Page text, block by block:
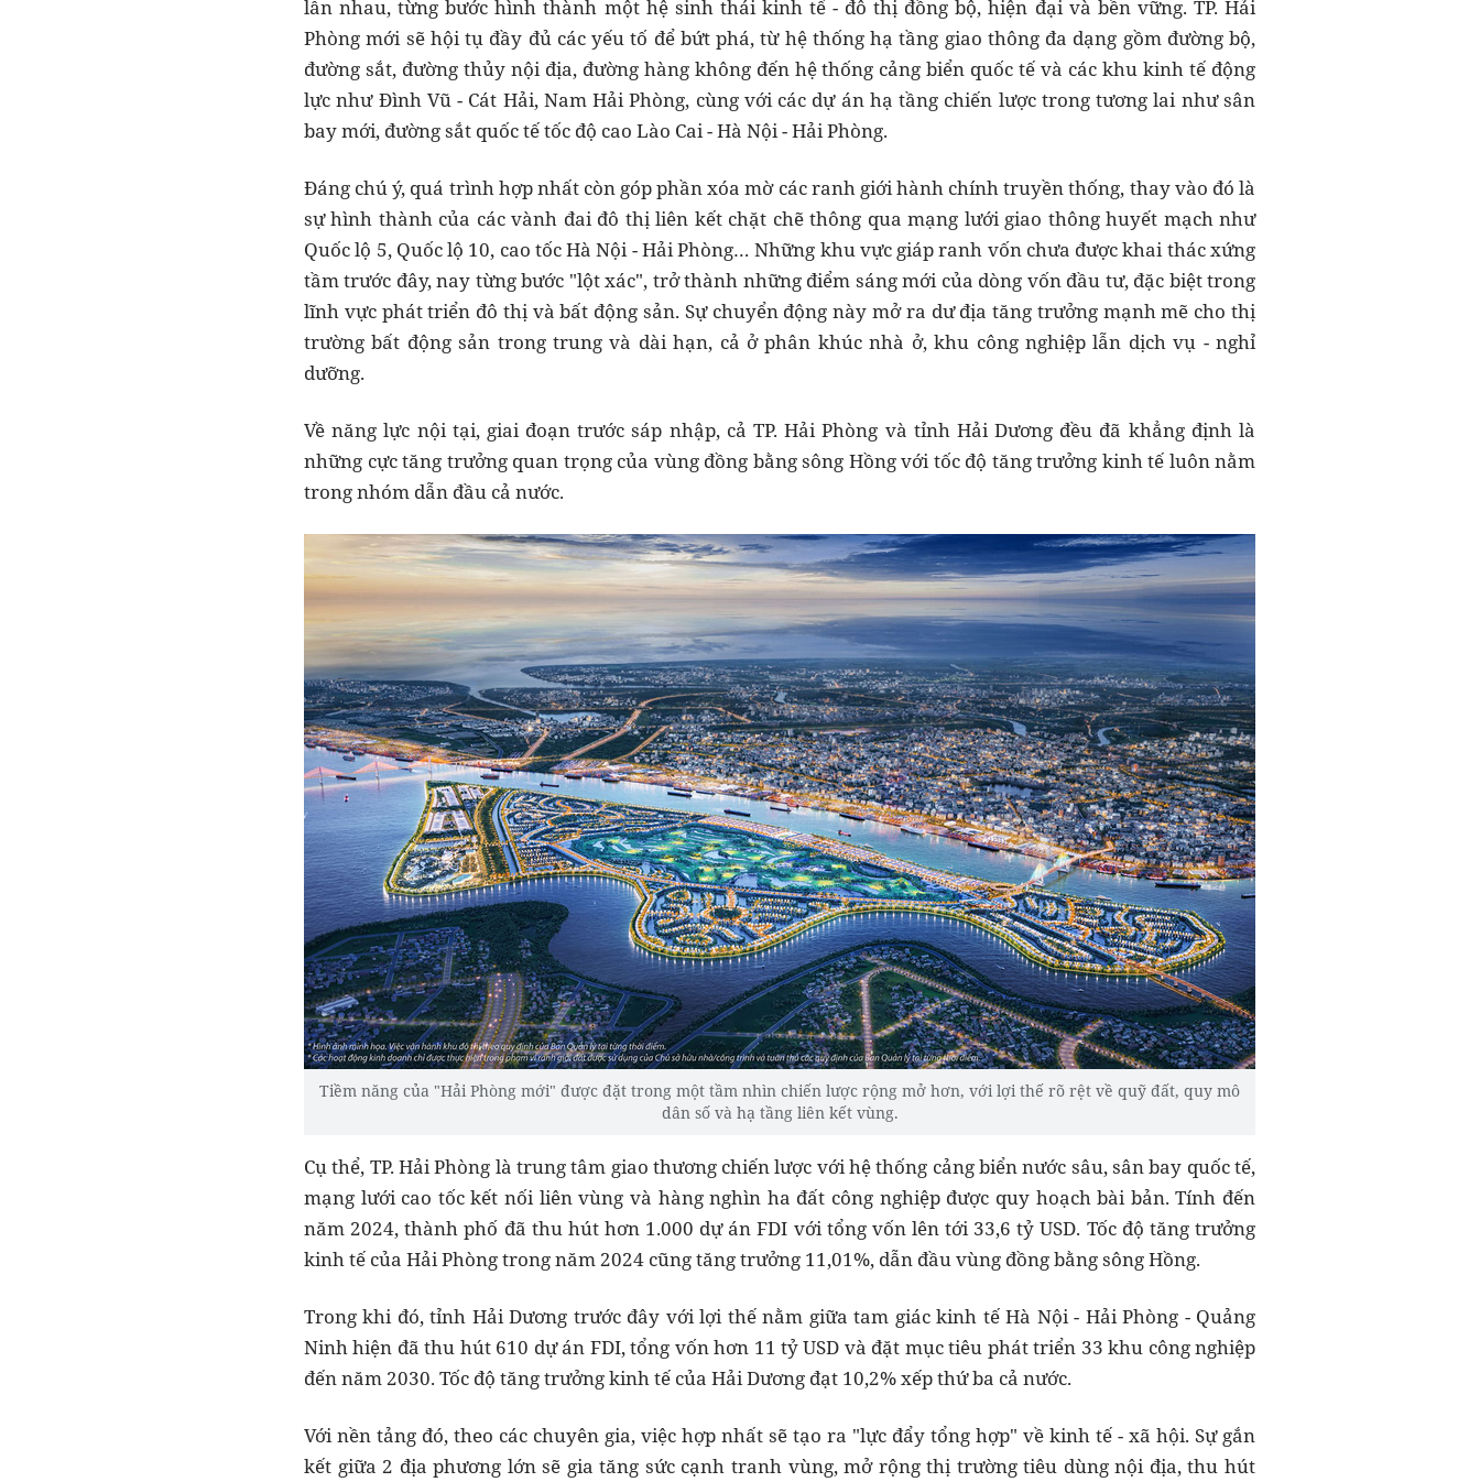
lẫn nhau, từng bước hình thành một hệ sinh thái kinh tế - đô thị đồng bộ, hiện đại và bền vững. TP. Hải
Phòng mới sẽ hội tụ đầy đủ các yếu tố để bứt phá, từ hệ thống hạ tầng giao thông đa dạng gồm đường bộ,
đường sắt, đường thủy nội địa, đường hàng không đến hệ thống cảng biển quốc tế và các khu kinh tế động
lực như Đình Vũ - Cát Hải, Nam Hải Phòng, cùng với các dự án hạ tầng chiến lược trong tương lai như sân
bay mới, đường sắt quốc tế tốc độ cao Lào Cai - Hà Nội - Hải Phòng.
Đáng chú ý, quá trình hợp nhất còn góp phần xóa mờ các ranh giới hành chính truyền thống, thay vào đó là
sự hình thành của các vành đai đô thị liên kết chặt chẽ thông qua mạng lưới giao thông huyết mạch như
Quốc lộ 5, Quốc lộ 10, cao tốc Hà Nội - Hải Phòng… Những khu vực giáp ranh vốn chưa được khai thác xứng
tầm trước đây, nay từng bước "lột xác", trở thành những điểm sáng mới của dòng vốn đầu tư, đặc biệt trong
lĩnh vực phát triển đô thị và bất động sản. Sự chuyển động này mở ra dư địa tăng trưởng mạnh mẽ cho thị
trường bất động sản trong trung và dài hạn, cả ở phân khúc nhà ở, khu công nghiệp lẫn dịch vụ - nghỉ
dưỡng.
Về năng lực nội tại, giai đoạn trước sáp nhập, cả TP. Hải Phòng và tỉnh Hải Dương đều đã khẳng định là
những cực tăng trưởng quan trọng của vùng đồng bằng sông Hồng với tốc độ tăng trưởng kinh tế luôn nằm
trong nhóm dẫn đầu cả nước.
Tiềm năng của "Hải Phòng mới" được đặt trong một tầm nhìn chiến lược rộng mở hơn, với lợi thế rõ rệt về quỹ đất, quy mô
dân số và hạ tầng liên kết vùng.
Cụ thể, TP. Hải Phòng là trung tâm giao thương chiến lược với hệ thống cảng biển nước sâu, sân bay quốc tế,
mạng lưới cao tốc kết nối liên vùng và hàng nghìn ha đất công nghiệp được quy hoạch bài bản. Tính đến
năm 2024, thành phố đã thu hút hơn 1.000 dự án FDI với tổng vốn lên tới 33,6 tỷ USD. Tốc độ tăng trưởng
kinh tế của Hải Phòng trong năm 2024 cũng tăng trưởng 11,01%, dẫn đầu vùng đồng bằng sông Hồng.
Trong khi đó, tỉnh Hải Dương trước đây với lợi thế nằm giữa tam giác kinh tế Hà Nội - Hải Phòng - Quảng
Ninh hiện đã thu hút 610 dự án FDI, tổng vốn hơn 11 tỷ USD và đặt mục tiêu phát triển 33 khu công nghiệp
đến năm 2030. Tốc độ tăng trưởng kinh tế của Hải Dương đạt 10,2% xếp thứ ba cả nước.
Với nền tảng đó, theo các chuyên gia, việc hợp nhất sẽ tạo ra "lực đẩy tổng hợp" về kinh tế - xã hội. Sự gắn
kết giữa 2 địa phương lớn sẽ gia tăng sức cạnh tranh vùng, mở rộng thị trường tiêu dùng nội địa, thu hút